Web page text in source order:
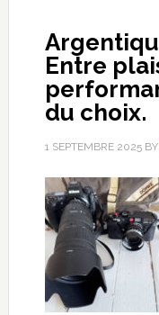
Entre
du choix.
1 SEPTEMBRE 2025BY